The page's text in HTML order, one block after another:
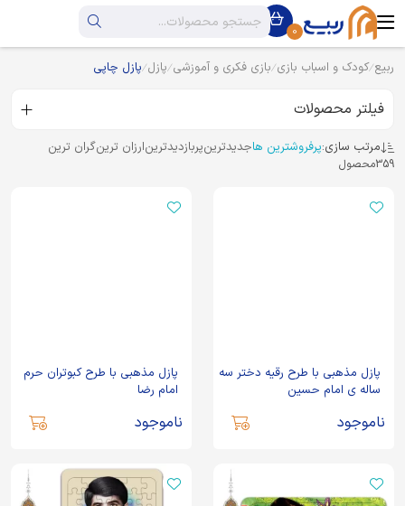
0
ربیع کودک و اسباب بازی بازی فکری و آموزشی پازل پازل چاپی
فیلتر محصولات
مرتب سازی:پرفروشترین هاجدیدترینپربازدیدترینارزان ترینگران ترین
359محصول
پازل مذهبی با طرح رقیه دختر سه
ساله ی امام حسین
ناموجود
پازل مذهبی با طرح کبوتران حرم
امام رضا
ناموجود